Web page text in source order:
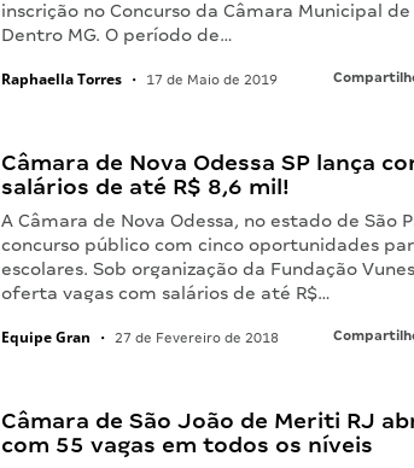
inscrição no Concurso da Câmara Municipal
Dentro MG. O período de…
Raphaella Torres • 17 de Maio de 2019
Câmara de Nova Odessa SP lança
salários de até R$ 8,6 mil!
A Câmara de Nova Odessa, no estado de São
concurso público com cinco oportunidades
escolares. Sob organização da Fundação
oferta vagas com salários de até R$…
Equipe Gran • 27 de Fevereiro de 2018
Câmara de São João de Meriti RJ
com 55 vagas em todos os níveis